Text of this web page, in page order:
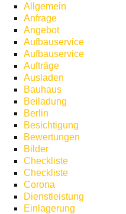
Allgemein
Anfrage
Angebot
Aufbauservice
Aufbauservice
Aufträge
Ausladen
Bauhaus
Beiladung
Berlin
Besichtigung
Bewertungen
Bilder
Checkliste
Checkliste
Corona
Dienstleistung
Einlagerung